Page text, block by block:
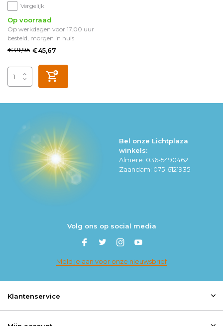
Vergelijk
Op voorraad
Op werkdagen voor 17.00 uur
besteld, morgen in huis
€49,95 €45,67
Bel onze Lichtplaza
winkels:
Almere: 036-5490462
Zaandam: 075-6121935
Volg ons op social media
Meld je aan voor onze nieuwsbrief
Klantenservice